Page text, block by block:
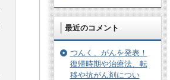
最近のコメント
つんく、がんを発表！
復帰時期や治療法、転
移や抗がん剤につい